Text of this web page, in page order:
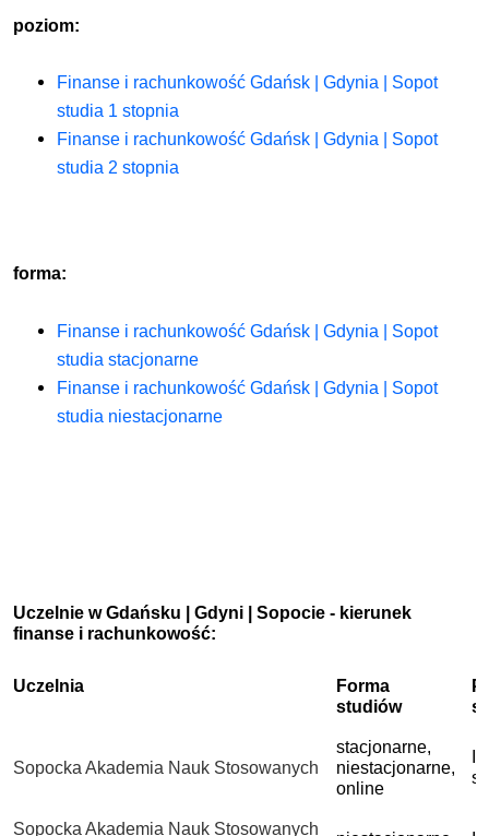
poziom:
Finanse i rachunkowość Gdańsk | Gdynia | Sopot
studia 1 stopnia
Finanse i rachunkowość Gdańsk | Gdynia | Sopot
studia 2 stopnia
forma:
Finanse i rachunkowość Gdańsk | Gdynia | Sopot
studia stacjonarne
Finanse i rachunkowość Gdańsk | Gdynia | Sopot
studia niestacjonarne
Uczelnie w Gdańsku | Gdyni | Sopocie - kierunek
finanse i rachunkowość:
Uczelnia
Forma
studiów
Sopocka Akademia Nauk Stosowanych
stacjonarne,
niestacjonarne,
online
Sopocka Akademia Nauk Stosowanych